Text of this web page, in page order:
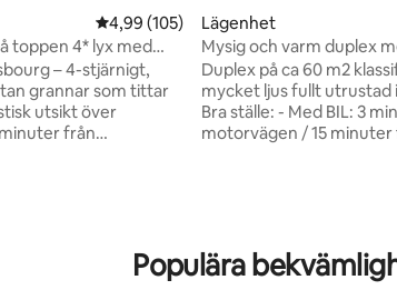
4,99 av 5 i genomsnittligt betyg, 105
4,99 (105)
toppen 4* lyx med
– 4-stjärnigt,
grannar som tittar
utsikt över
från
för en oförglömlig
(624 kvadratfot), fullt
Lägenhet
Mysig och varm duplex
luftkonditionering
Duplex på ca 60 m2
mycket ljus fullt utrustad i
Bra ställe: - Med BIL: 3 minuter från
motorvägen / 15 minuter
BRUMATH centrum och
(stormarknader,
Populära